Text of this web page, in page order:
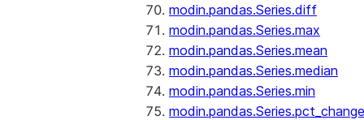
modin.pandas.Series.diff
modin.pandas.Series.max
modin.pandas.Series.mean
modin.pandas.Series.median
modin.pandas.Series.min
modin.pandas.Series.pct_change